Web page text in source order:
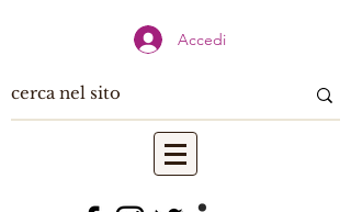
Accedi